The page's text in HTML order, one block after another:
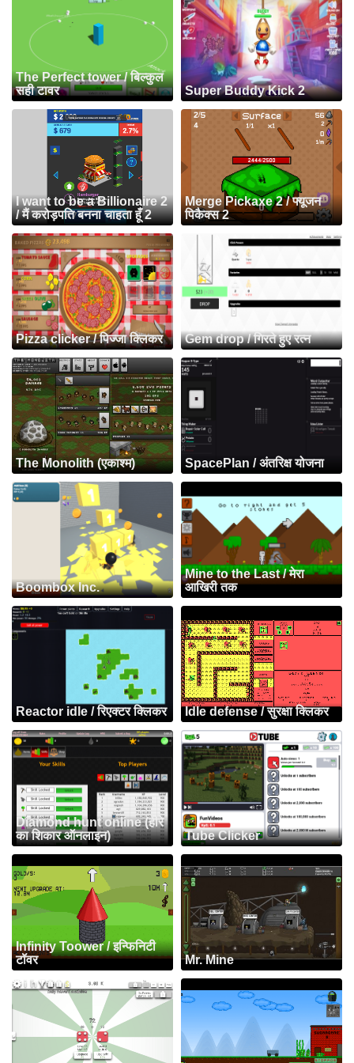
The Perfect tower / बिल्कुल
सही टावर
Super Buddy Kick 2
I want to be a Billionaire 2
/ मैं करोड़पति बनना चाहता हूँ 2
Merge Pickaxe 2 / फ्यूजन
पिकैक्स 2
Pizza clicker / पिज्जा क्लिकर Gem drop / गिरते हुए रत्न
The Monolith (एकाश्म) SpacePlan / अंतरिक्ष योजना
Boombox Inc.
Mine to the Last / मेरा
आखिरी तक
Reactor idle / रिएक्टर क्लिकर Idle defense / सुरक्षा क्लिकर
Diamond hunt online (हीरे
का शिकार ऑनलाइन)
Tube Clicker
Infinity Toower / इन्फिनिटी
टॉवर
Mr. Mine